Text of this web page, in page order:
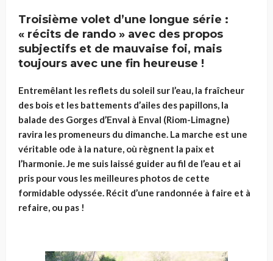
Troisième volet d’une longue série :
« récits de rando » avec des propos
subjectifs et de mauvaise foi, mais
toujours avec une fin heureuse !
Entremêlant les reflets du soleil sur l’eau, la fraîcheur
des bois et les battements d’ailes des papillons, la
balade des Gorges d’Enval à Enval (Riom-Limagne)
ravira les promeneurs du dimanche. La marche est une
véritable ode à la nature, où règnent la paix et
l’harmonie. Je me suis laissé guider au fil de l’eau et ai
pris pour vous les meilleures photos de cette
formidable odyssée. Récit d’une randonnée à faire et à
refaire, ou pas !